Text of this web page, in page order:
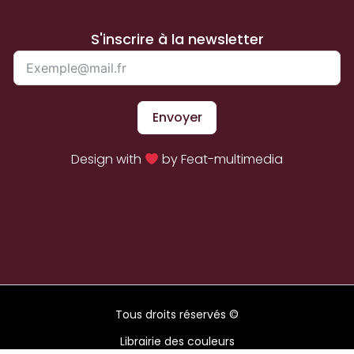
S'inscrire à la newsletter
Envoyer
Design with by Feat-multimedia
Tous droits réservés ©
Librairie des couleurs